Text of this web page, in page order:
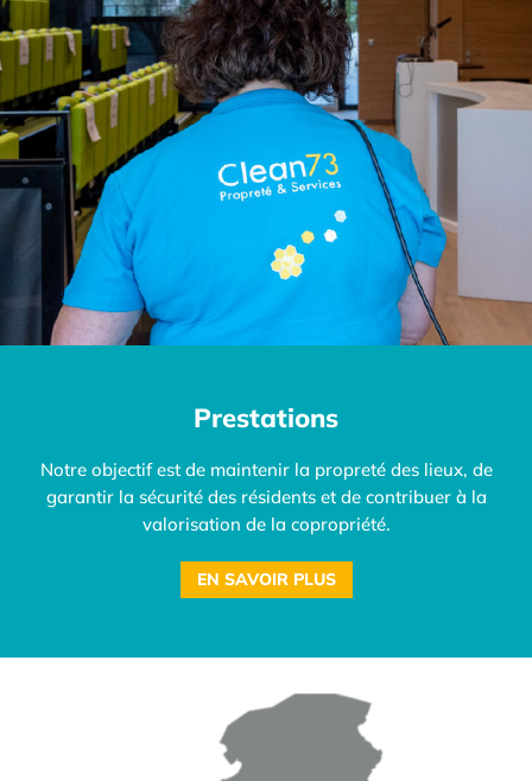
Prestations
Notre objectif est de maintenir la propreté des lieux, de
garantir la sécurité des résidents et de contribuer à la
valorisation de la copropriété.
EN SAVOIR PLUS